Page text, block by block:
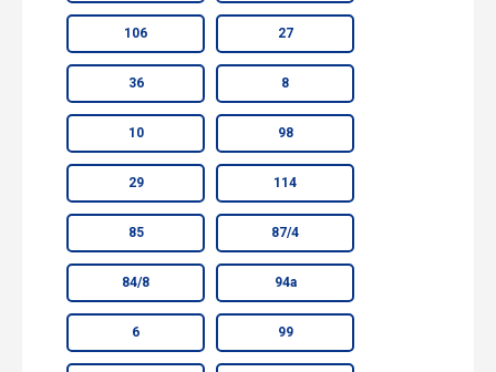
106 27
36 8
10 98
29 114
85 87/4
84/8 94а
6 99